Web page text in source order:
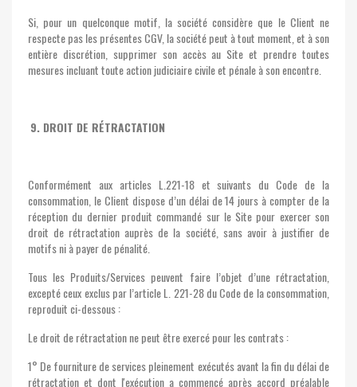
Si, pour un quelconque motif, la société considère que le Client ne
respecte pas les présentes CGV, la société peut à tout moment, et à son
entière discrétion, supprimer son accès au Site et prendre toutes
mesures incluant toute action judiciaire civile et pénale à son encontre.
9. DROIT DE RÉTRACTATION
Conformément aux articles L.221-18 et suivants du Code de la
consommation, le Client dispose d’un délai de 14 jours à compter de la
réception du dernier produit commandé sur le Site pour exercer son
droit de rétractation auprès de la société, sans avoir à justifier de
motifs ni à payer de pénalité.
Tous les Produits/Services peuvent faire l’objet d’une rétractation,
excepté ceux exclus par l’article L. 221-28 du Code de la consommation,
reproduit ci-dessous :
Le droit de rétractation ne peut être exercé pour les contrats :
1° De fourniture de services pleinement exécutés avant la fin du délai de
rétractation et dont l'exécution a commencé après accord préalable